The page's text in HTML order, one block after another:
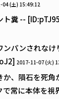
04 (土) 15:49:12
ト糞 --
ンパンされな
2017-11-07 (火)
か、隕石を死角
で常に本体を視